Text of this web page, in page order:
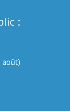
: